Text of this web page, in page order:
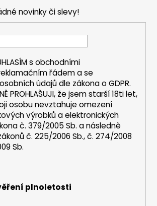
novinky či slevy!
s obchodními
řádem a se
údajů dle zákona oGDPR.
PROHLAŠUJI, že jsem starší 18ti let,
osobu nevztahuje omezení
výrobků a elektronických
č. 379/2005 Sb. a následně
č. 225/2006 Sb., č. 274/2008
Sb.
plnoletosti